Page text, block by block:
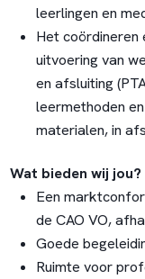
leerlingen en
Het coördineren
uitvoering van
en afsluiting
leermethoden
materialen, in
Wat bieden wij jou?
Een
de CAO VO,
Goede
Ruimte voor